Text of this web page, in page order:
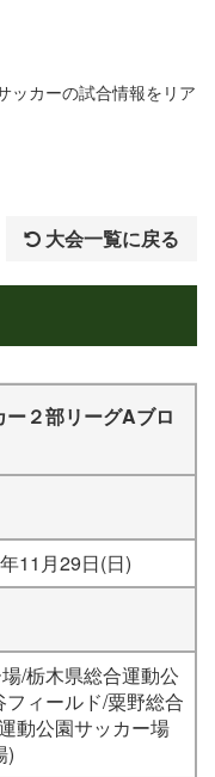
ッカーの試合情報をリア
大会一覧に戻る
２部リーグAブロ
11月29日(日)
/栃木県総合運動公
ィールド/粟野総合
動公園サッカー場
)